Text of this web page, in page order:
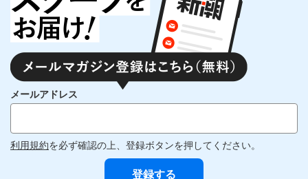
メールアドレス
利用規約を必ず確認の上、登録ボタンを押してください。